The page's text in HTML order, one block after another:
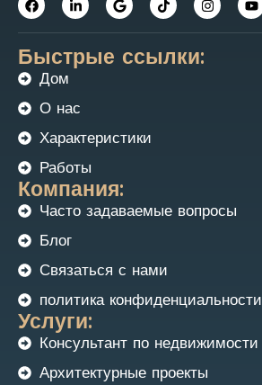
Быстрые ссылки:
Дом
О нас
Характеристики
Работы
Компания:
Часто задаваемые вопросы
Блог
Связаться с нами
политика конфиденциальности
Услуги:
Консультант по недвижимости
Архитектурные проекты